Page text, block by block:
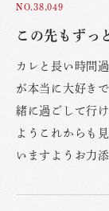
NO.38,049
この先もずっ
カレと長い時間
が本当に大好き
緒に過ごして行
ようこれからも
いますようお力